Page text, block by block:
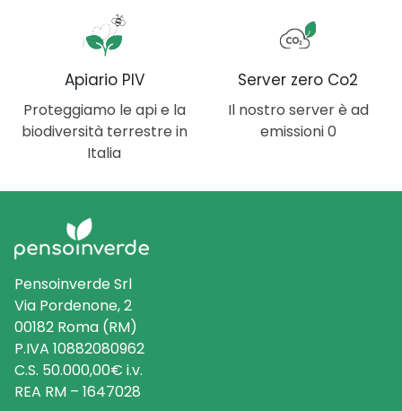
Apiario PIV
Proteggiamo le api e la
biodiversità terrestre in
Italia
Server zero Co2
Il nostro server è ad
emissioni 0
Pensoinverde Srl
Via Pordenone, 2
00182 Roma (RM)
P.IVA 10882080962
C.S. 50.000,00€ i.v.
REA RM – 1647028